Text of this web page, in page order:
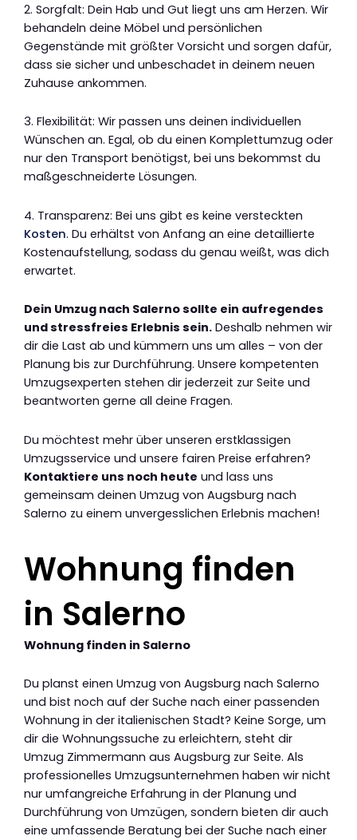
2. Sorgfalt: Dein Hab und Gut liegt uns am Herzen. Wir
behandeln deine Möbel und persönlichen
Gegenstände mit größter Vorsicht und sorgen dafür,
dass sie sicher und unbeschadet in deinem neuen
Zuhause ankommen.
3. Flexibilität: Wir passen uns deinen individuellen
Wünschen an. Egal, ob du einen Komplettumzug oder
nur den Transport benötigst, bei uns bekommst du
maßgeschneiderte Lösungen.
4. Transparenz: Bei uns gibt es keine versteckten
Kosten. Du erhältst von Anfang an eine detaillierte
Kostenaufstellung, sodass du genau weißt, was dich
erwartet.
Dein Umzug nach Salerno sollte ein aufregendes
und stressfreies Erlebnis sein. Deshalb nehmen wir
dir die Last ab und kümmern uns um alles – von der
Planung bis zur Durchführung. Unsere kompetenten
Umzugsexperten stehen dir jederzeit zur Seite und
beantworten gerne all deine Fragen.
Du möchtest mehr über unseren erstklassigen
Umzugsservice und unsere fairen Preise erfahren?
Kontaktiere uns noch heute und lass uns
gemeinsam deinen Umzug von Augsburg nach
Salerno zu einem unvergesslichen Erlebnis machen!
Wohnung finden
in Salerno
Wohnung finden in Salerno
Du planst einen Umzug von Augsburg nach Salerno
und bist noch auf der Suche nach einer passenden
Wohnung in der italienischen Stadt? Keine Sorge, um
dir die Wohnungssuche zu erleichtern, steht dir
Umzug Zimmermann aus Augsburg zur Seite. Als
professionelles Umzugsunternehmen haben wir nicht
nur umfangreiche Erfahrung in der Planung und
Durchführung von Umzügen, sondern bieten dir auch
eine umfassende Beratung bei der Suche nach einer